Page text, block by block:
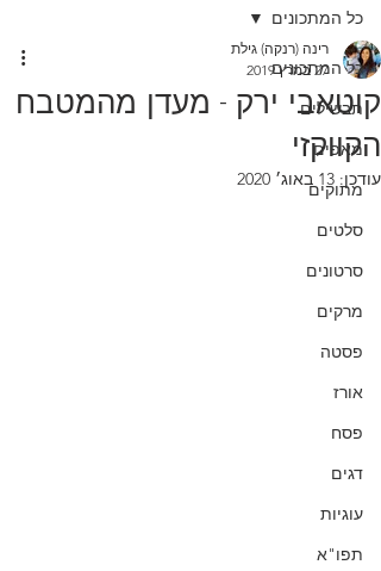
כל המתכונים
תבשילים
מאפים
מתוקים
סלטים
סרטונים
מרקים
פסטה
אורז
פסח
דגים
עוגיות
תפו"א
כל המתכונים
קוטאבי ירק - מעדן מהמטבח
הקווקזי
רינה (רנקה) גילת
27 במרץ 2019
עודכן: 13 באוג׳ 2020